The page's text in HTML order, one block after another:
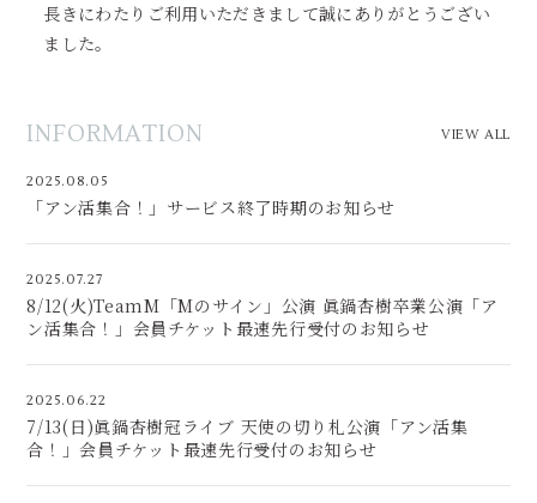
長きにわたりご利用いただきまして誠にありがとうござい
ました。
INFORMATION VIEW ALL
2025.08.05
「アン活集合！」サービス終了時期のお知らせ
2025.07.27
8/12(火)TeamM「Mのサイン」公演 眞鍋杏樹卒業公演「ア
ン活集合！」会員チケット最速先行受付のお知らせ
2025.06.22
7/13(日)眞鍋杏樹冠ライブ 天使の切り札公演「アン活集
合！」会員チケット最速先行受付のお知らせ